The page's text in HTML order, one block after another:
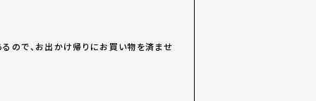
ので、お出かけ帰りにお買い物を済ませ